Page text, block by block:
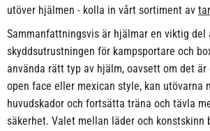
utöver hjälmen - kolla in vårt sortiment av
Sammanfattningsvis är hjälmar en viktig del
skyddsutrustningen för kampsportare och
använda rätt typ av hjälm, oavsett om det
open face eller mexican style, kan utövarna
huvudskador och fortsätta träna och tävla
säkerhet. Valet mellan läder och konstskinn